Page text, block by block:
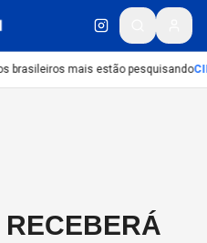
brasileiros mais estão pesquisando
RECEBERÁ